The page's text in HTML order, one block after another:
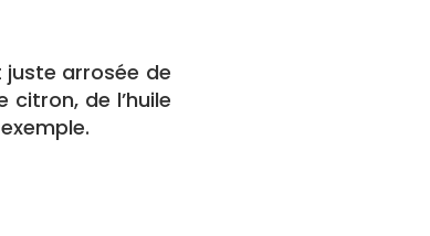
juste arrosée de
de l’huile